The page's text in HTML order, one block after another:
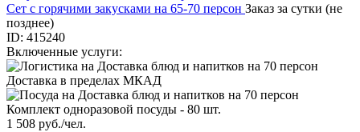
Сет с горячими закусками на 65-70 персон Заказ за сутки (не
позднее)
ID: 415240
Включенные услуги:
Доставка в пределах МКАД
Комплект одноразовой посуды - 80 шт.
1 508 руб./чел.